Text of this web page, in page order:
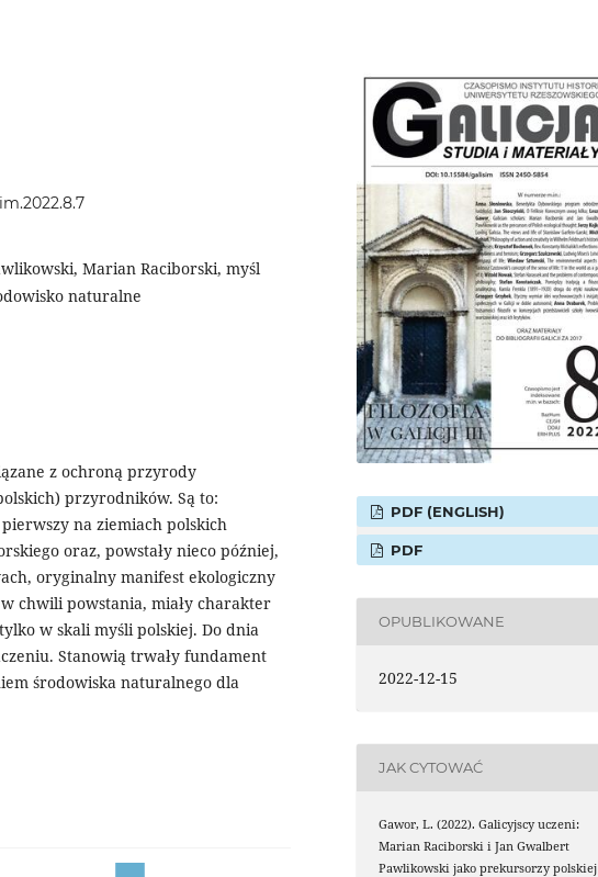
Marian Raciborski, myśl
naturalne
z ochroną przyrody
przyrodników. Są to:
na ziemiach polskich
oraz, powstały nieco później,
oryginalny manifest ekologiczny
chwili powstania, miały charakter
w skali myśli polskiej. Do dnia
Stanowią trwały fundament
środowiska naturalnego dla
PDF (ENGLISH)
PDF
OPUBLIKOWANE
2022-12-15
JAK CYTOWAĆ
Gawor, L. (2022). Galicyjscy uczeni:
Marian Raciborski i Jan Gwalbert
Pawlikowski jako prekursorzy polskiej